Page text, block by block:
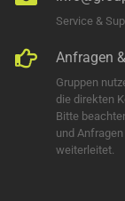
Service &
Anfragen
Gruppen
die direkten
Bitte
und
weiterleitet.